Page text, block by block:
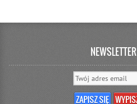
NEWSLETTER